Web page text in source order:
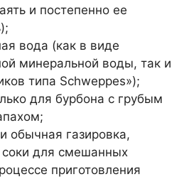
и постепенно ее
вода (как в виде
минеральной воды, так и
типа Schweppes»);
для бурбона с грубым
обычная газировка,
для смешанных
приготовления